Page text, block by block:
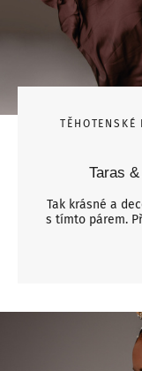
TĚHOTENSKÉ
Taras
Tak krásné a
s tímto párem.